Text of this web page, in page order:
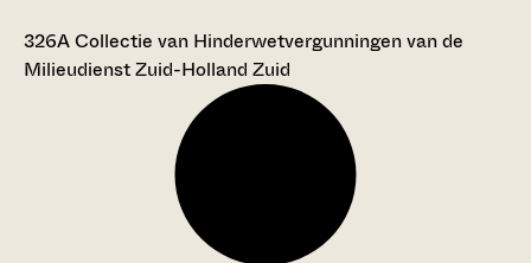
326A Collectie van Hinderwetvergunningen van de
Milieudienst Zuid-Holland Zuid